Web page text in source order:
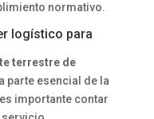
normativo.
logístico para
terrestre de
parte esencial de la
importante contar